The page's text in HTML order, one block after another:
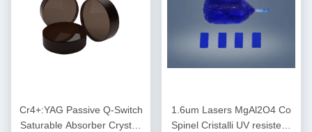
Cr4+:YAG Passive Q-Switch
Saturable Absorber Crystal,
1.6um Lasers MgAl2O4 Co
Spinel Cristalli UV resistenti